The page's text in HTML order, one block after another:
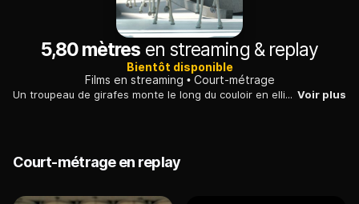
5,80 mètres en streaming & replay
Bientôt disponible
Films en streaming
Court-métrage
Un troupeau de girafes monte le long du couloir en ellipse d'une piscine olympique. Voir plus
Court-métrage en replay